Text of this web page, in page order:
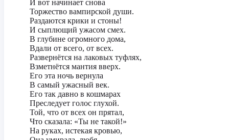
И вот начинает снова
Торжество вампирской души.
Раздаются крики и стоны!
И сыплющий ужасом смех.
В глубине огромного дома,
Вдали от всего, от всех.
Развернётся на лаковых туфлях,
Взметнётся мантия вверх.
Его эта ночь вернула
В самый ужасный век.
Его так давно в кошмарах
Преследует голос глухой.
Той, что от всех он прятал,
Что сказала: «Ты не такой!»
На руках, истекая кровью,